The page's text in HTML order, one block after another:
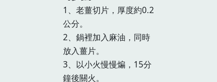
1、老薑切片，厚度約0.2
公分。
2、鍋裡加入麻油，同時
放入薑片。
3、以小火慢慢煸，15分
鐘後關火。